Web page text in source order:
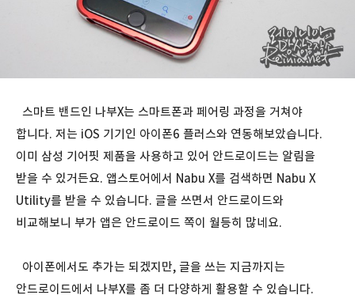
스마트 밴드인 나부X는 스마트폰과 페어링 과정을 거쳐야
합니다. 저는 iOS 기기인 아이폰6 플러스와 연동해보았습니다.
이미 삼성 기어핏 제품을 사용하고 있어 안드로이드는 알림을
받을 수 있거든요. 앱스토어에서 Nabu X를 검색하면 Nabu X
Utility를 받을 수 있습니다. 글을 쓰면서 안드로이드와
비교해보니 부가 앱은 안드로이드 쪽이 월등히 많네요.
아이폰에서도 추가는 되겠지만, 글을 쓰는 지금까지는
안드로이드에서 나부X를 좀 더 다양하게 활용할 수 있습니다.